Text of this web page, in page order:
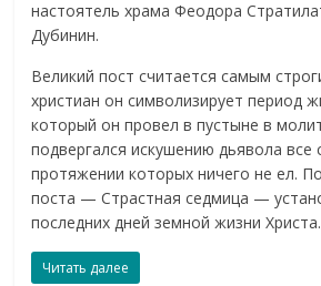
настоятель храма Феодора
Дубинин.
Великий пост считается самым
христиан он символизирует период
который он провел в пустыне в
подвергался искушению дьявола все
протяжении которых ничего не ел.
поста — Страстная седмица —
последних дней земной жизни Христа.
Читать далее